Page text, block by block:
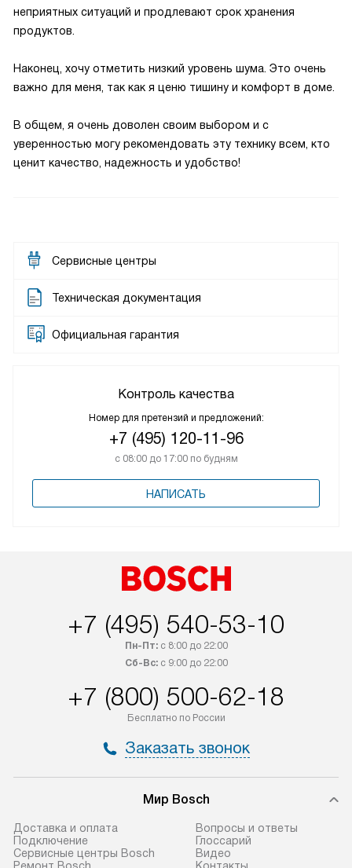
неприятных ситуаций и продлевают срок хранения
продуктов.
Наконец, хочу отметить низкий уровень шума. Это очень
важно для меня, так как я ценю тишину и комфорт в доме.
В общем, я очень доволен своим выбором и с
уверенностью могу рекомендовать эту технику всем, кто
ценит качество, надежность и удобство!
Сервисные центры
Техническая документация
Официальная гарантия
Контроль качества
Номер для претензий и предложений:
+7 (495) 120-11-96
с 08:00 до 17:00 по будням
НАПИСАТЬ
+7 (495) 540-53-10
Пн-Пт:с 8:00 до 22:00
Сб-Вс:с 9:00 до 22:00
+7 (800) 500-62-18
Бесплатно по России
Заказать звонок
Мир Bosch
Доставка и оплата
Подключение
Сервисные центры Bosch
Вопросы и ответы
Глоссарий
Видео